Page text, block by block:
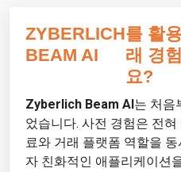
ZYBERLICH
BEAM AI
를 활
래 경
요?
Zyberlich Beam AI는 처음
었습니다. 사전 경험은 전
료와 거래 플랫폼 역할을
자 친화적인 애플리케이션